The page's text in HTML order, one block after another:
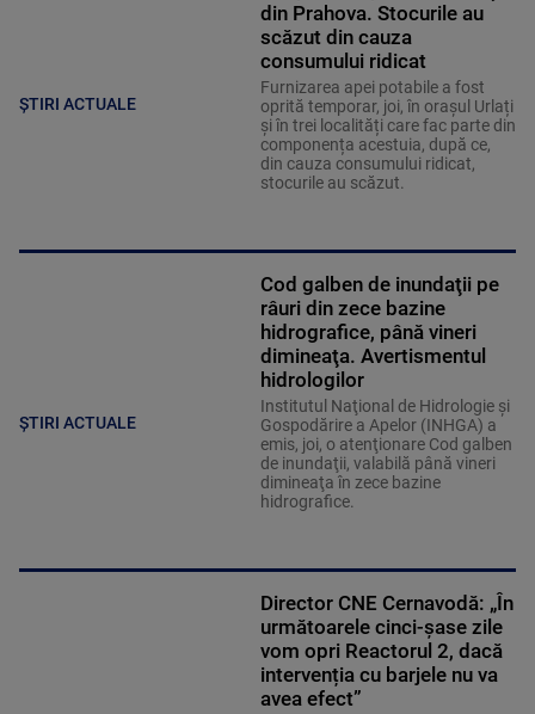
ȘTIRI ACTUALE
din Prahova. Stocurile au
scăzut din cauza
consumului ridicat
Furnizarea apei potabile a fost
oprită temporar, joi, în orașul Urlați
și în trei localități care fac parte din
componența acestuia, după ce,
din cauza consumului ridicat,
stocurile au scăzut.
ȘTIRI ACTUALE
Cod galben de inundaţii pe
râuri din zece bazine
hidrografice, până vineri
dimineaţa. Avertismentul
hidrologilor
Institutul Naţional de Hidrologie şi
Gospodărire a Apelor (INHGA) a
emis, joi, o atenţionare Cod galben
de inundaţii, valabilă până vineri
dimineaţa în zece bazine
hidrografice.
Director CNE Cernavodă: „În
următoarele cinci-șase zile
vom opri Reactorul 2, dacă
intervenția cu barjele nu va
avea efect”